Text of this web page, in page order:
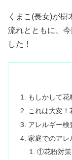
くまこ(長女)が
流れとともに、
した！
もしかして
これは大変
アレルギー検
家庭でのアレ
①花粉対策